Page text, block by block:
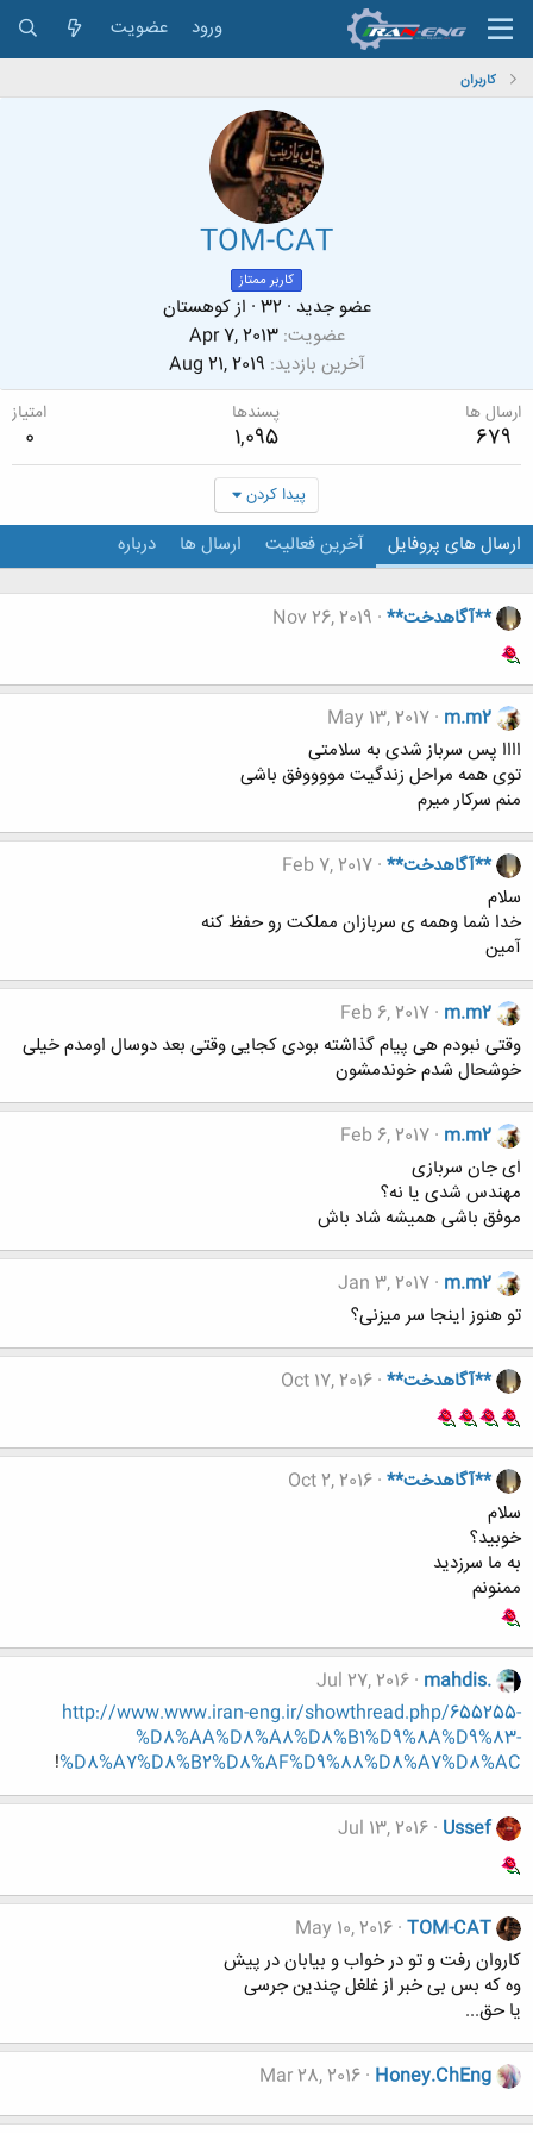
ورود عضویت
کاربران
TOM-CAT
کاربر ممتاز
عضو جدید ·
32
· ازکوهستان
عضویت Apr 7, 2013
آخرین بازدید Aug 21, 2019
ارسال ها
679
پسندها
1,095
امتیاز
0
پیدا کردن
ارسال های پروفایل آخرین فعالیت ارسال ها درباره
**آگاهدخت** Nov 26, 2019
m.m2
May 13, 2017
اااا پس سرباز شدی به سلامتی
توی همه مراحل زندگیت مووووفق باشی
منم سرکار میرم
**آگاهدخت** Feb 7, 2017
سلام
خدا شما وهمه ی سربازان مملکت رو حفظ کنه
آمین
m.m2
Feb 6, 2017
وقتی نبودم هی پیام گذاشته بودی کجایی وقتی بعد دوسال اومدم خیلی
خوشحال شدم خوندمشون
m.m2
Feb 6, 2017
ای جان سربازی
مهندس شدی یا نه؟
موفق باشی همیشه شاد باش
m.m2
Jan 3, 2017
تو هنوز اینجا سر میزنی؟
**آگاهدخت** Oct 17, 2016
**آگاهدخت** Oct 2, 2016
سلام
خوبید؟
به ما سرزدید
ممنونم
mahdis.
Jul 27, 2016
http://www.www.iran-eng.ir/showthread.php/655255-
%D8%AA%D8%A8%D8%B1%D9%8A%D9%83-
%D8%A7%D8%B2%D8%AF%D9%88%D8%A7%D8%AC
!
Ussef
Jul 13, 2016
TOM-CAT
May 10, 2016
کاروان رفت و تو در خواب و بیابان در پیش
وه که بس بی خبر از غلغل چندین جرسی
یا حق...
Honey.ChEng
Mar 28, 2016